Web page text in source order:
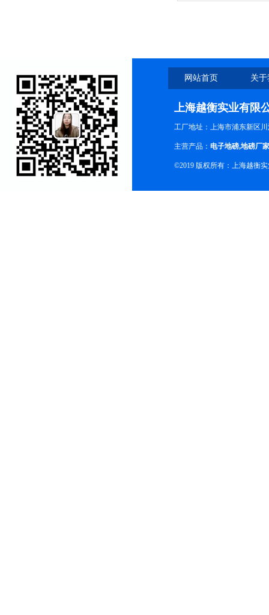
网站首页 关
上海越衡实业有限
工厂地址：上海市浦东新区川
主营产品： 电子地磅,地磅厂家
©2019 版权所有：上海越衡